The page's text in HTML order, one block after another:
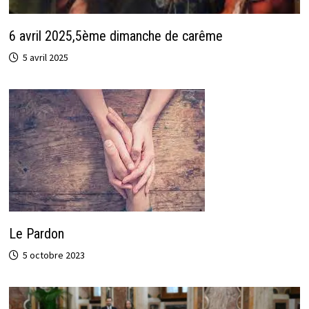
6 avril 2025,5ème dimanche de carême
5 avril 2025
Le Pardon
5 octobre 2023